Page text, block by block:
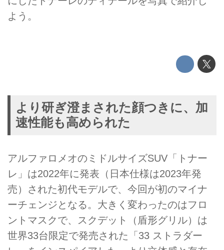
よう。
より研ぎ澄まされた顔つきに、加
速性能も高められた
アルファロメオのミドルサイズSUV「トナー
レ」は2022年に発表（日本仕様は2023年発
売）された初代モデルで、今回が初のマイナ
ーチェンジとなる。大きく変わったのはフロ
ントマスクで、スクデット（盾形グリル）は
世界33台限定で発売された「33 ストラダー